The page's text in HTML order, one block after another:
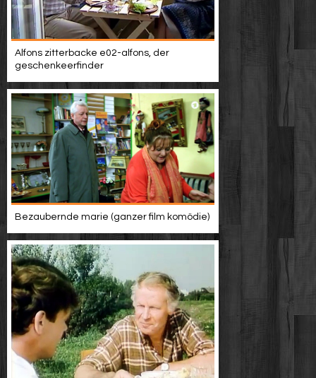
Alfons zitterbacke e02-alfons, der
geschenkeerfinder
Bezaubernde marie (ganzer film komödie)